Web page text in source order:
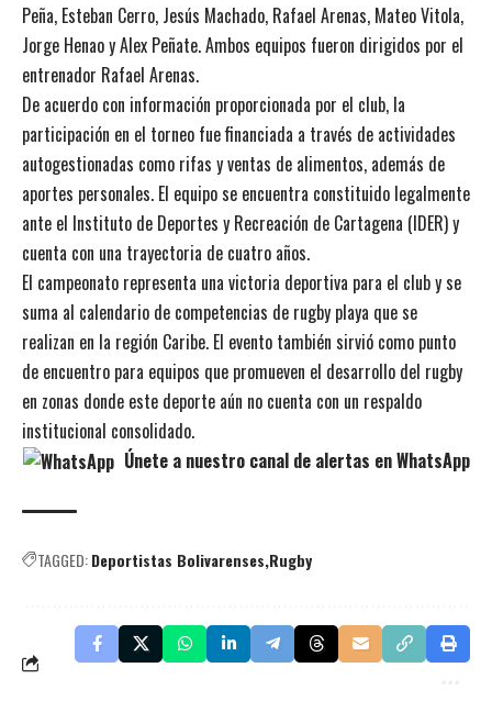
Peña, Esteban Cerro, Jesús Machado, Rafael Arenas, Mateo Vitola,
Jorge Henao y Alex Peñate. Ambos equipos fueron dirigidos por el
entrenador Rafael Arenas.
De acuerdo con información proporcionada por el club, la
participación en el torneo fue financiada a través de actividades
autogestionadas como rifas y ventas de alimentos, además de
aportes personales. El equipo se encuentra constituido legalmente
ante el Instituto de Deportes y Recreación de Cartagena (IDER) y
cuenta con una trayectoria de cuatro años.
El campeonato representa una victoria deportiva para el club y se
suma al calendario de competencias de rugby playa que se
realizan en la región Caribe. El evento también sirvió como punto
de encuentro para equipos que promueven el desarrollo del rugby
en zonas donde este deporte aún no cuenta con un respaldo
institucional consolidado.
Únete a nuestro canal de alertas en WhatsApp
TAGGED:Deportistas Bolivarenses Rugby